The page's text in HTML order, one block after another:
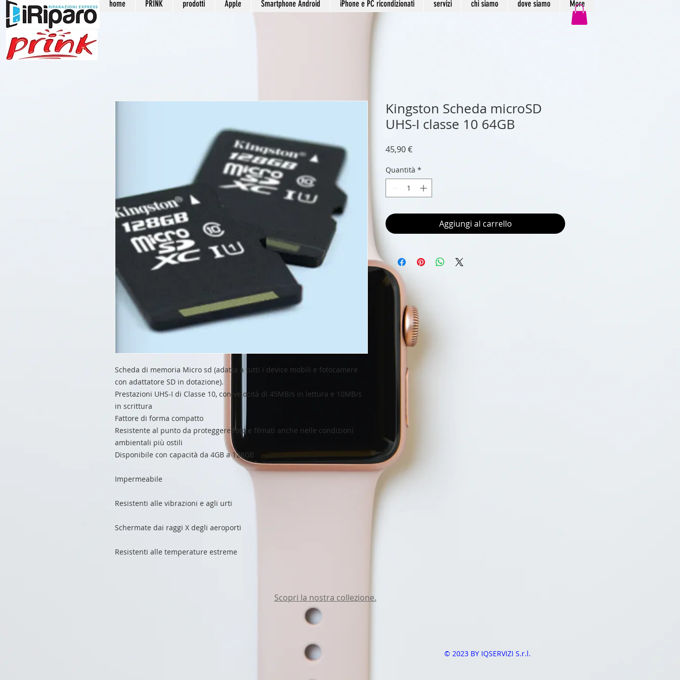
home PRINK prodotti Apple Smartphone Android iPhone e PC ricondizionati servizi chi siamo dove siamo More
Scheda di memoria Micro sd (adatta a tutti i device mobili e fotocamere
con adattatore SD in dotazione).
Prestazioni UHS-I di Classe 10, con velocità di 45MB/s in lettura e 10MB/s
in scrittura
Fattore di forma compatto
Resistente al punto da proteggere foto e filmati anche nelle condizioni
ambientali più ostili
Disponibile con capacità da 4GB a 128GB
Impermeabile
Resistenti alle vibrazioni e agli urti
Schermate dai raggi X degli aeroporti
Resistenti alle temperature estreme
Kingston Scheda microSD
UHS-I classe 10 64GB
45,90 €Prezzo
Quantità *
Aggiungi al carrello
Scopri la nostra collezione.
© 2023 BY IQSERVIZI S.r.l.